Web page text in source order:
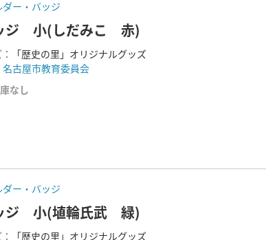
ー・バッジ
ジ 小(しだみこ 赤)
「歴史の里」オリジナルグッズ
名古屋市教育委員会
なし
ー・バッジ
ジ 小(埴輪氏武 緑)
「歴史の里」オリジナルグッズ